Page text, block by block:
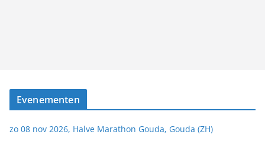
Evenementen
zo 08 nov 2026, Halve Marathon Gouda, Gouda (ZH)